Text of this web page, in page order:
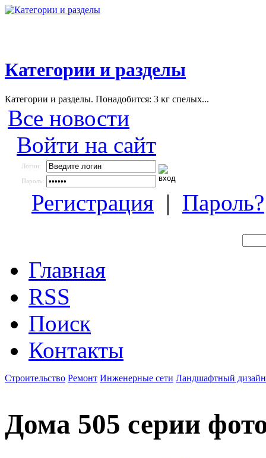
Категории и разделы
Категории и разделы. Понадобится: 3 кг спелых...
Все новости
Войти на сайт
Логин:
Пароль:
Регистрация | Пароль?
Главная
RSS
Поиск
Контакты
Строительство Ремонт Инженерные сети Ландшафтный дизайн
Дома 505 серии